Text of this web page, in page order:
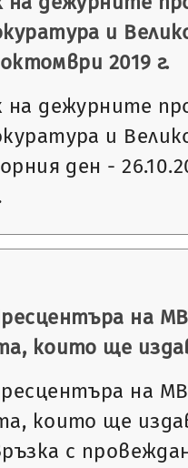
и
2019 г.
дежурните
и
ден -
на
които ще
на
които ще
с